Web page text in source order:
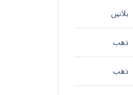
بلاتين
ذهب
ذهب